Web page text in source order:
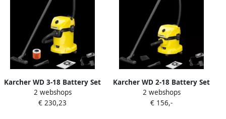
Karcher WD 3-18 Battery Set
V-17 20 Accu Nat- en
droogstofzuiger 1.628-551.0
2 webshops
€ 230,23
Karcher WD 2-18 Battery Set
V-12 18 Accu Nat- en
droogstofzuiger 1.628-501.0
2 webshops
€ 156,-